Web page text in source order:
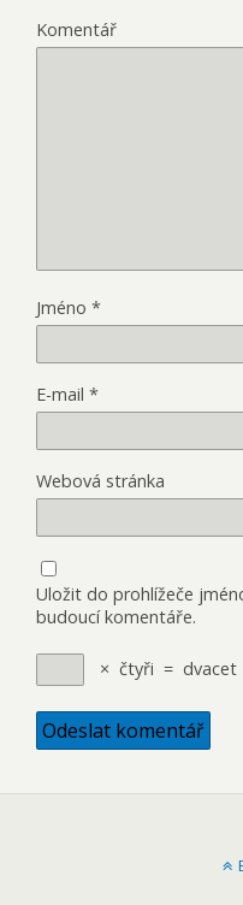
Komentář
Jméno *
E-mail *
Webová stránka
Uložit do prohlížeče
budoucí komentáře.
× čtyři = dvacet